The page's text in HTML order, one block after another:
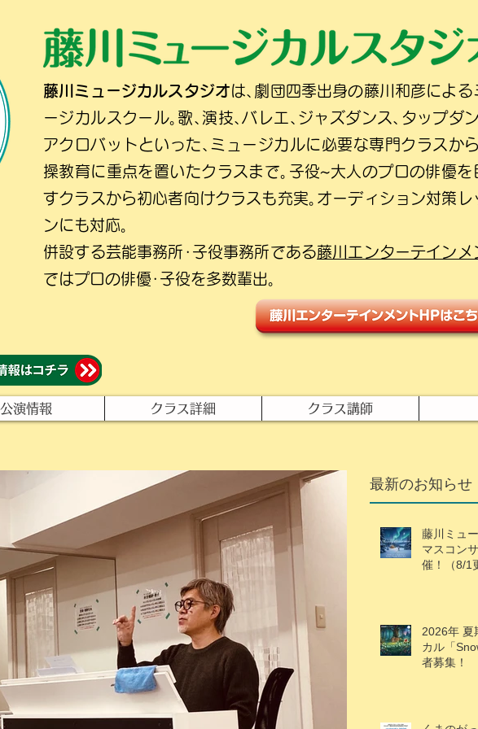
藤川ミュージカルスタジオは､劇団四季出身の藤川和彦による
ージカルスクール｡歌､演技､バレエ､ジャズダンス､タップダン
アクロバットといった､ミュージカルに必要な専門クラスか
操教育に重点を置いたクラスまで｡子役~大人のプロの俳優を
すクラスから初心者向けクラスも充実｡オーディション対策レ
ンにも対応｡
併設する芸能事務所･子役事務所である藤川エンターテインメ
ではプロの俳優･子役を多数輩出｡
公演情報 クラス詳細 クラス講師
最新のお知らせ
藤川ミュ
マスコン
催！（8/1
2026年 夏
カル「
者募集！